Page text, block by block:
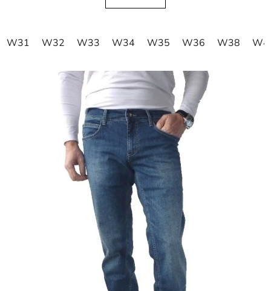
W31 W32 W33 W34 W35 W36 W38